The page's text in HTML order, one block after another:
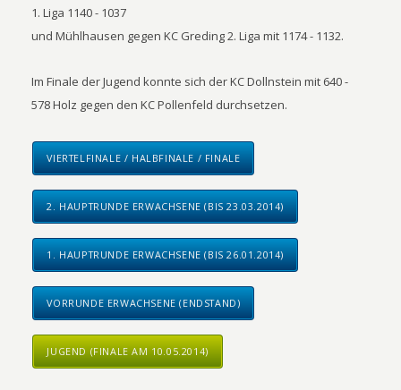
1. Liga 1140 - 1037
und Mühlhausen gegen KC Greding 2. Liga mit 1174 - 1132.
Im Finale der Jugend konnte sich der KC Dollnstein mit 640 -
578 Holz gegen den KC Pollenfeld durchsetzen.
VIERTELFINALE / HALBFINALE / FINALE
2. HAUPTRUNDE ERWACHSENE (BIS 23.03.2014)
1. HAUPTRUNDE ERWACHSENE (BIS 26.01.2014)
VORRUNDE ERWACHSENE (ENDSTAND)
JUGEND (FINALE AM 10.05.2014)